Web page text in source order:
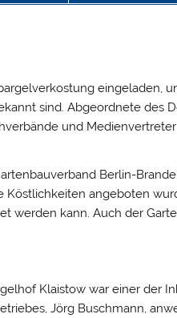
eingeladen,
sind. Abgeordnete des
und
Berlin-
Köstlichkeiten angeboten
werden kann. Auch der
Klaistow war einer der
Jörg Buschmann,